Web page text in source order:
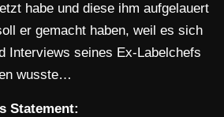
habe und diese ihm aufgelauert
er gemacht haben, weil es sich
Interviews seines Ex-Labelchefs
wusste…
Statement: